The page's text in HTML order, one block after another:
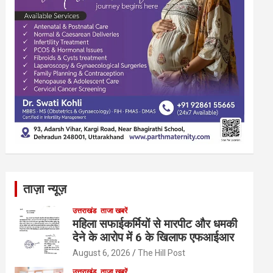
ताज़ा न्यूज़
उत्तराखंड ताजा खबरें
महिला सफाईकर्मियों से मारपीट और धमकी
देने के आरोप में 6 के खिलाफ एफआईआर
August 6, 2026 The Hill Post